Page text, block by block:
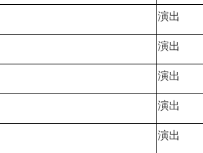
演出
演出
演出
演出
演出